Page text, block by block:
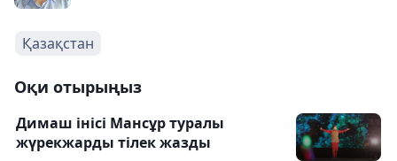
Қазақстан
Оқи отырыңыз
Димаш інісі Мансұр туралы
жүрекжарды тілек жазды